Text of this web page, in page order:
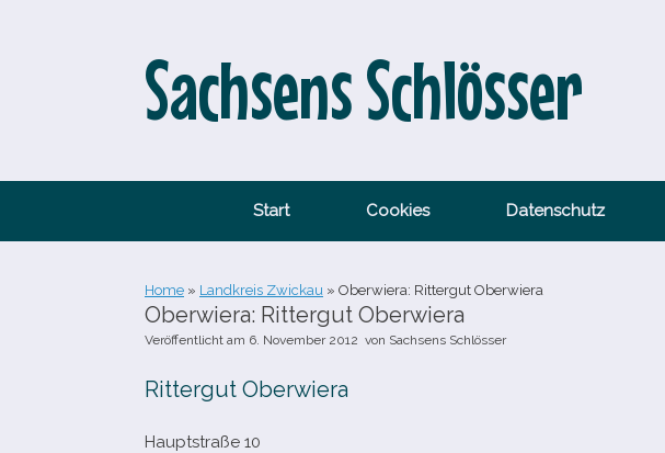
Sachsens Schlösser
Start Cookies Datenschutz
Home » Landkreis Zwickau » Oberwiera: Rittergut Oberwiera
Oberwiera: Rittergut Oberwiera
Veröffentlicht am 6. November 2012 von Sachsens Schlösser
Rittergut Oberwiera
Hauptstraße 10